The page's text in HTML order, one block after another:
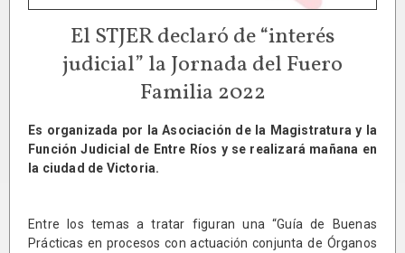
El STJER declaró de “interés
judicial” la Jornada del Fuero
Familia 2022
Es organizada por la Asociación de la Magistratura y la
Función Judicial de Entre Ríos y se realizará mañana en
la ciudad de Victoria.
Entre los temas a tratar figuran una “Guía de Buenas
Prácticas en procesos con actuación conjunta de Órganos